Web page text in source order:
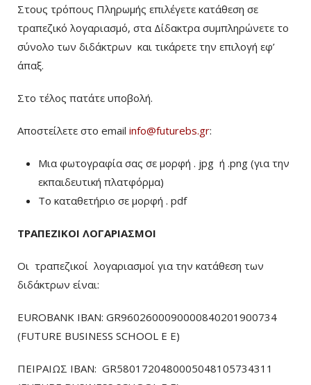
Στους τρόπους Πληρωμής επιλέγετε κατάθεση σε
τραπεζικό λογαριασμό, στα Δίδακτρα συμπληρώνετε το
σύνολο των διδάκτρων και τικάρετε την επιλογή εφ’
άπαξ.
Στο τέλος πατάτε υποβολή.
Αποστείλετε στο email info@futurebs.gr:
Μια φωτογραφία σας σε μορφή . jpg ή .png (για την
εκπαιδευτική πλατφόρμα)
To καταθετήριο σε μορφή . pdf
ΤΡΑΠΕΖΙΚΟΙ ΛΟΓΑΡΙΑΣΜΟΙ
Οι τραπεζικοί λογαριασμοί για την κατάθεση των
διδάκτρων είναι:
EUROBANK IBAN: GR9602600090000840201900734
(FUTURE BUSINESS SCHOOL E E)
ΠΕΙΡΑΙΩΣ ΙΒΑΝ: GR5801720480005048105734311